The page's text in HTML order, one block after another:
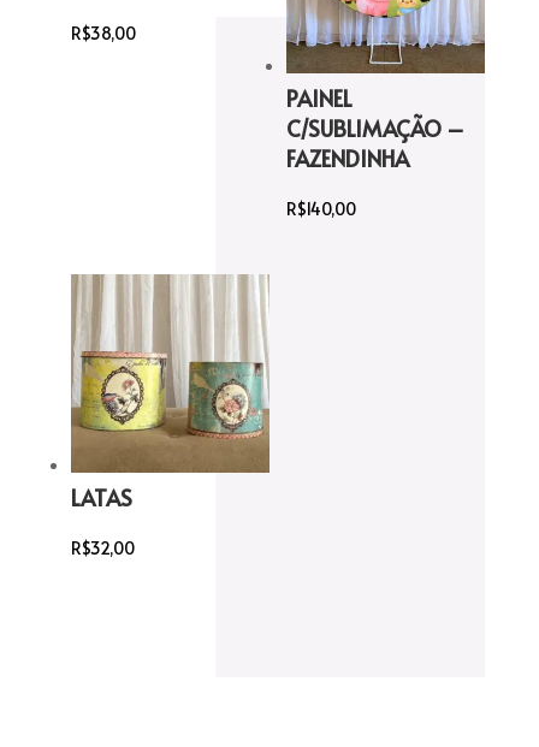
R$38,00
PAINEL
C/SUBLIMAÇÃO –
FAZENDINHA
R$140,00
LATAS
R$32,00